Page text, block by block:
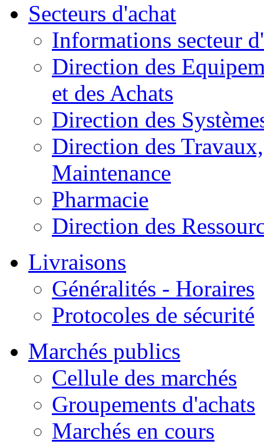
Secteurs d'achat
Informations secteur
Direction des
et des Achats
Direction des
Direction des
Maintenance
Pharmacie
Direction des
Livraisons
Généralités - Horaires
Protocoles de sécurité
Marchés publics
Cellule des marchés
Groupements d'achats
Marchés en cours